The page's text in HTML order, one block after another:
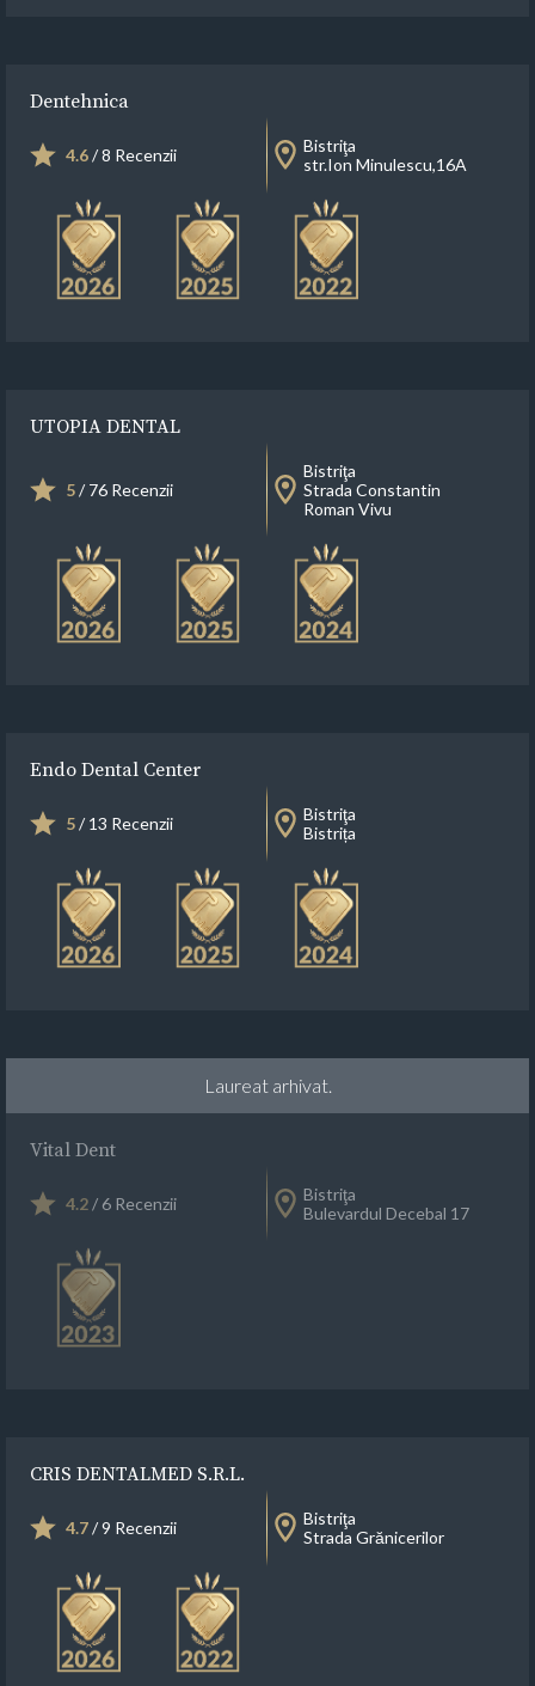
Dentehnica
4.6/ 8 Recenzii
Bistriţa
str.Ion Minulescu,16A
UTOPIA DENTAL
5/ 76 Recenzii
Bistriţa
Strada Constantin
Roman Vivu
Endo Dental Center
5/ 13 Recenzii
Bistriţa
Bistrița
Laureat arhivat.
Vital Dent
4.2/ 6 Recenzii
Bistriţa
Bulevardul Decebal 17
CRIS DENTALMED S.R.L.
4.7/ 9 Recenzii
Bistriţa
Strada Grănicerilor